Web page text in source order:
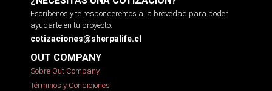
Escríbenos y te responderemos a la brevedad para poder
ayudarte en tu proyecto.
cotizaciones@sherpalife.cl
OUT COMPANY
Sobre Out Company
Términos y Condiciones